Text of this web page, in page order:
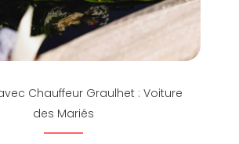
Chauffeur Graulhet : Voiture
des Mariés